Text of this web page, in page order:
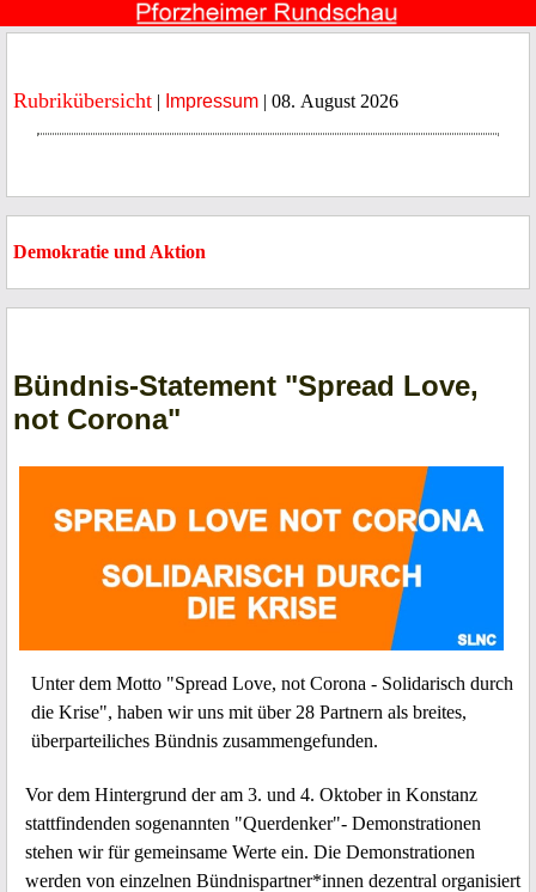
Rubrikübersicht | Impressum | 08. August 2026
Demokratie und Aktion
Bündnis-Statement "Spread Love,
not Corona"
Unter dem Motto "Spread Love, not Corona - Solidarisch durch
die Krise", haben wir uns mit über 28 Partnern als breites,
überparteiliches Bündnis zusammengefunden.
Vor dem Hintergrund der am 3. und 4. Oktober in Konstanz
stattfindenden sogenannten "Querdenker"- Demonstrationen
stehen wir für gemeinsame Werte ein. Die Demonstrationen
werden von einzelnen Bündnispartner*innen dezentral organisiert